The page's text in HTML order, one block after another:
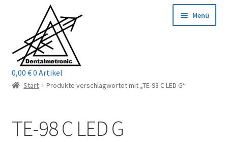
Navigation
springen
springen
Menü
Home
Mein Konto / Login
0,00 €0 Artikel
Start Produkte verschlagwortet mit „TE-98 C LED G“
TE-98 C LED G